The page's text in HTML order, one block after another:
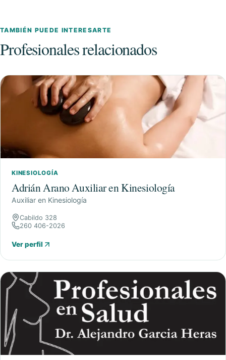
TAMBIÉN PUEDE INTERESARTE
Profesionales relacionados
KINESIOLOGÍA
Adrián Arano Auxiliar en Kinesiología
Auxiliar en Kinesiología
Cabildo 328
260 406-2026
Ver perfil